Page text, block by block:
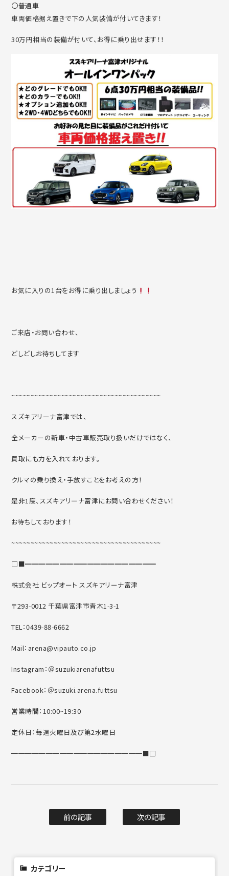
〇普通車
車両価格据え置きで下の人気装備が付いてきます！
30万円相当の装備が付いて、お得に乗り出せます！！
お気に入りの1台をお得に乗り出しましょう
ご来店・お問い合わせ、
どしどしお待ちしてます
~~~~~~~~~~~~~~~~~~~~~~~~~~~~~~~~~~~~~~~
スズキアリーナ富津では、
全メーカーの新車・中古車販売取り扱いだけではなく、
買取にも力を入れております。
クルマの乗り換え・手放すことをお考えの方！
是非1度、スズキアリーナ富津にお問い合わせください！
お待ちしております！
~~~~~~~~~~~~~~~~~~~~~~~~~~~~~~~~~~~~~~~
□■━━━━━━━━━━━━━━━━━━━
株式会社 ビップオート スズキアリーナ富津
〒293-0012 千葉県富津市青木1-3-1
TEL：0439-88-6662
Mail：arena@vipauto.co.jp
Instagram：＠suzukiarenafuttsu
Facebook：＠suzuki.arena.futtsu
営業時間：10:00~19:30
定休日：毎週火曜日及び第2水曜日
━━━━━━━━━━━━━━━━━━━■□
前の記事 次の記事
カテゴリー